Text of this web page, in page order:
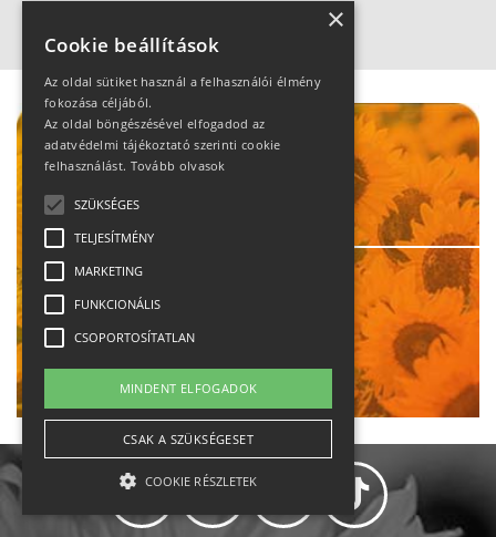
Hirdetés
35 630
heti motiváció
Ne maradj le!
×
Cookie beállítások
Az oldal sütiket használ a felhasználói élmény
fokozása céljából.
Az oldal böngészésével elfogadod az
adatvédelmi tájékoztató szerinti cookie
felhasználást. Tovább olvasok
SZÜKSÉGES
TELJESÍTMÉNY
MARKETING
FUNKCIONÁLIS
CSOPORTOSÍTATLAN
MINDENT ELFOGADOK
CSAK A SZÜKSÉGESET
COOKIE RÉSZLETEK